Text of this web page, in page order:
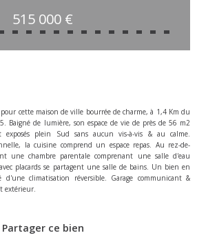
515 000 €
cette maison de ville bourrée de charme, à 1,4 Km du
Baigné de lumière, son espace de vie de près de 56 m2
exposés plein Sud sans aucun vis-à-vis & au calme.
la cuisine comprend un espace repas. Au rez-de-
une chambre parentale comprenant une salle d'eau
placards se partagent une salle de bains. Un bien en
climatisation réversible. Garage communicant &
extérieur.
Partager ce bien